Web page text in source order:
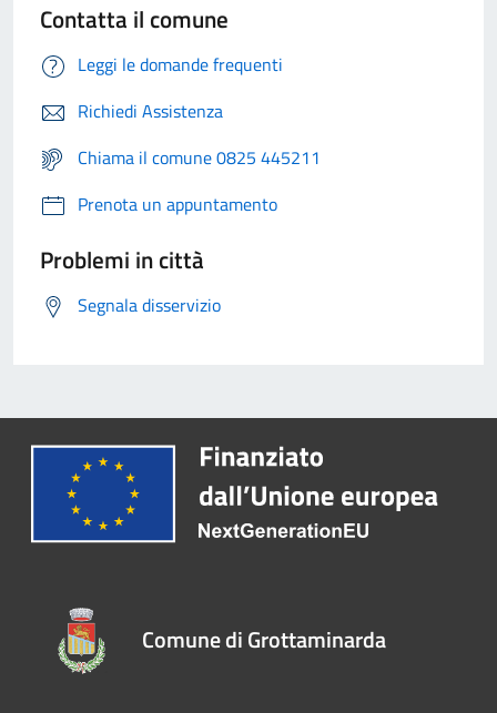
Contatta il comune
Leggi le domande frequenti
Richiedi Assistenza
Chiama il comune 0825 445211
Prenota un appuntamento
Problemi in città
Segnala disservizio
Comune di Grottaminarda